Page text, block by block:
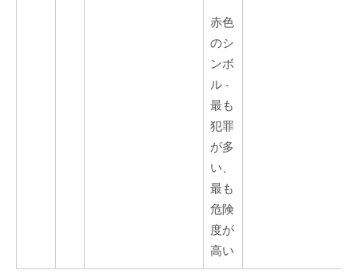
赤色
のシ
ンボ
ル -
最も
犯罪
が多
い、
最も
危険
度が
高い